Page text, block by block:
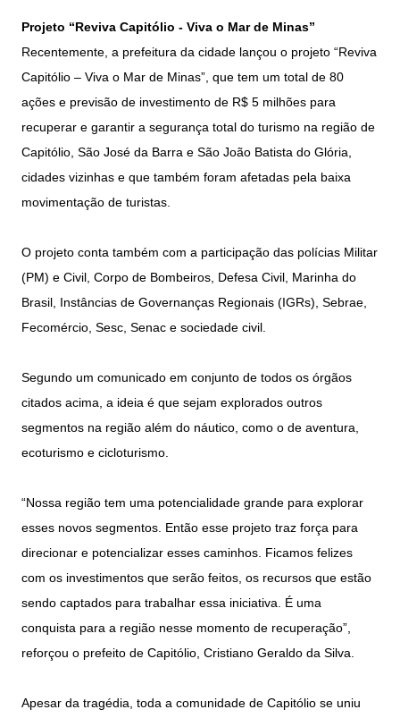
Projeto “Reviva Capitólio - Viva o Mar de Minas”
Recentemente, a prefeitura da cidade lançou o projeto “Reviva
Capitólio – Viva o Mar de Minas”, que tem um total de 80
ações e previsão de investimento de R$ 5 milhões para
recuperar e garantir a segurança total do turismo na região de
Capitólio, São José da Barra e São João Batista do Glória,
cidades vizinhas e que também foram afetadas pela baixa
movimentação de turistas.
O projeto conta também com a participação das polícias Militar
(PM) e Civil, Corpo de Bombeiros, Defesa Civil, Marinha do
Brasil, Instâncias de Governanças Regionais (IGRs), Sebrae,
Fecomércio, Sesc, Senac e sociedade civil.
Segundo um comunicado em conjunto de todos os órgãos
citados acima, a ideia é que sejam explorados outros
segmentos na região além do náutico, como o de aventura,
ecoturismo e cicloturismo.
“Nossa região tem uma potencialidade grande para explorar
esses novos segmentos. Então esse projeto traz força para
direcionar e potencializar esses caminhos. Ficamos felizes
com os investimentos que serão feitos, os recursos que estão
sendo captados para trabalhar essa iniciativa. É uma
conquista para a região nesse momento de recuperação”,
reforçou o prefeito de Capitólio, Cristiano Geraldo da Silva.
Apesar da tragédia, toda a comunidade de Capitólio se uniu